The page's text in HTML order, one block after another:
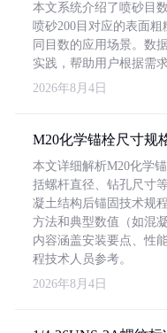
本文系统介绍了喷砂目
喷砂200目对应的表面粗
同目数的应用场景。数
实践，帮助用户根据需
2026年8月4日
M20化学锚栓尺寸规
本文详细解析M20化学
括螺杆直径、钻孔尺寸
凝土结构后锚固技术规
方法和典型数值（如混
内容涵盖安装要点、性
程技术人员参考。
2026年8月4日